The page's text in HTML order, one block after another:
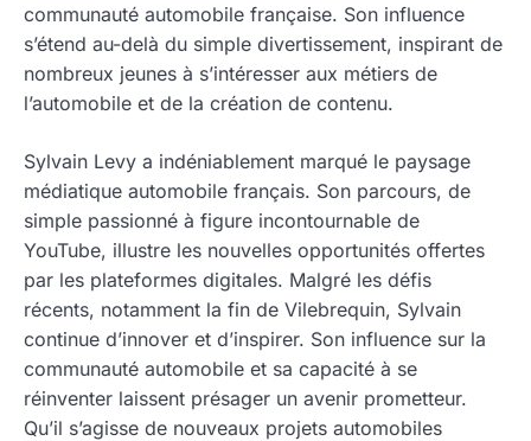
communauté automobile française. Son influence
s’étend au-delà du simple divertissement, inspirant de
nombreux jeunes à s’intéresser aux métiers de
l’automobile et de la création de contenu.
Sylvain Levy a indéniablement marqué le paysage
médiatique automobile français. Son parcours, de
simple passionné à figure incontournable de
YouTube, illustre les nouvelles opportunités offertes
par les plateformes digitales. Malgré les défis
récents, notamment la fin de Vilebrequin, Sylvain
continue d’innover et d’inspirer. Son influence sur la
communauté automobile et sa capacité à se
réinventer laissent présager un avenir prometteur.
Qu’il s’agisse de nouveaux projets automobiles